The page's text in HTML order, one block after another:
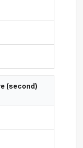
(second)